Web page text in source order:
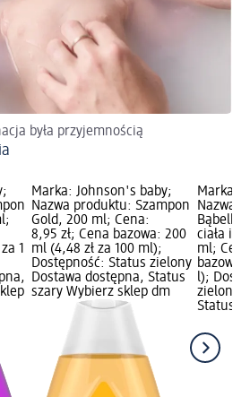
była przyjemnością
1
Marka: Johnson's baby;
Nazwa produktu: Szampon
Gold, 200 ml; Cena:
8,95 zł; Cena bazowa: 200
ml (4,48 zł za 100 ml);
Dostępność: Status zielony
Dostawa dostępna, Status
szary Wybierz sklep dm
Marka:
Nazwa
ciała i
ml;
bazowa:
l);
zielony
Status